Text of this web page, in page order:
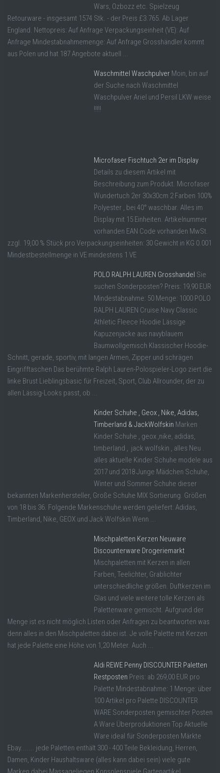
Wars, Ozbozz etc. Spielzeug
Retourware - insgesamt 1574 Stk. - der Preis £3.765. Ab Lager
England. Nettopreis: Auf Anfrage Verpackungseinheit (VE): Auf
Anfrage Mindestabnahmemenge: Auf Anfrage Grosshändler kommt
aus Polen und hat 187 Angebote aktuell ...
Waschmittel Waschpulver Moin, bin auf
der Suche nach Waschmittel
Waschpulver Ariel und Persil LKW weise
!!!!!
Microfaser Fischtuch 2er im Display
Details zu diesem Artikel mit
Beschreibung zum Produkt. Microfaser
Wundertuch 2er 30x30cm 2 Farben 100%
Polyester , bei 40° waschbar. Alles im
Display mit 15 Einheiten. Artikelnummer
vorhanden EAN Code vorhanden MwSt.
zzgl. 19,00 % Stück pro Verpackungseinheiten: 30 Gewicht in KG 0.001
Mindestbestellmenge in VE mindestens 1 VE
POLO RALPH LAUREN Grosshandel Sie
suchen Sonderposten? Preis: 19,90 EUR
Mindestabnahme: 50 Menge: 1000 POLO
RALPH LAUREN Cruise Navy Classic
Athletic Fleece Hoodie Lässige
Kapuzenjacke aus navyblauem
Baumwollgemisch Klassischer Hoodie-
Schnitt, gerade, sportiv, mit langen Armen, Zipper und schrägen
Eingrifftaschen Das berühmte Ralph Lauren-Polospieler-Logo ziert die
linke Brust Lieblingsbasic für Freizeit, Sport, Club Allrounder, der zu
allen Lässig-Looks passt, ob ...
Kinder Schuhe , Geox , Nike, Adidas,
Timberland & JackWolfskin Marken
Kinder Schuhe , geox ,nike, adidas,
timberland , jack wolfskin , alles Neu .
alles aktuelle Kinder Schuhe modele aus
2017 und 2018 Junge Mädchen Schuhe,
Winter und Sommer Schuhe dieser
bekannten Markenhersteller, Große Schuhe MIX Sortierung. Größen
von 18 bis 36. Folgende Markenschuhe werden geliefert: Adidas,
Timberland, Nike, GEOX und Jack Wolfskin Wenn ...
Mischpaletten Kerzen Neuware
Discounterware Drogeriemarkt
Mischpaletten mit Kerzen in allen
Farben, Teelichter, Grablichter
unterschiedliche größen. Duftkerzen im
Glas und viele weitere tolle Kerzen als
Palettenware gemischt. Aufgrund der
Menge ist es nicht möglich Listen oder Anfragen zu beantworten was
denn alles in den Mischpaletten dabei ist. Je volle Palette mit Kerzen
hat jede Palette eine Höhe von 1,20 Meter. Auch ...
Aldi REWE Penny DISCOUNTER Paletten
Restposten Preis: ab 269,00 EUR pro
Palette Mindestabnahme: 1 Menge: über
100 Artikel pro Palette DISCOUNTER
WARE Sonderposten gemischter Posten
A Ware Überproduktionen Top Aktuelle
Ware ideal für Sonderposten Märkte
Ebay....... jede Paletten enthält 300 - 400 Teile Bekleidung, Herren,
Damen, Kinder Haushaltsware (alles kann dabei sein) viele gute